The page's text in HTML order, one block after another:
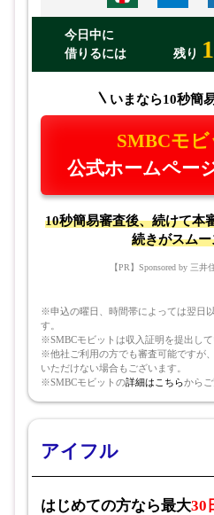
今日中に
借りるには
残り
いまなら10秒簡
SMBCモビ
公式ホームペー
10秒簡易審査後、続けて本
続きがスム
【PR】Sponsored by 三
※申込の曜日、時間帯によっては翌日
す。
※SMBCモビットは収入証明を提出して
※他社ご利用の方でも審査可能ですが
いただけない場合もございます。
※SMBCモビットの詳細はこちらからご
アイフル
はじめての方なら最大30